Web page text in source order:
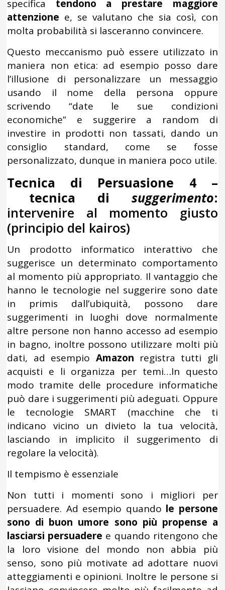
specifica tendono a prestare maggiore
attenzione e, se valutano che sia così, con
molta probabilità si lasceranno convincere.
Questo meccanismo può essere utilizzato in
maniera non etica: ad esempio posso dare
l’illusione di personalizzare un messaggio
usando il nome della persona oppure
scrivendo “date le sue condizioni
economiche” e suggerire a random di
investire in prodotti non tassati, dando un
consiglio standard, come se fosse
personalizzato, dunque in maniera poco utile.
Tecnica di Persuasione 4 –
tecnica di
suggerimento:
intervenire al momento giusto
(principio del kairos)
Un prodotto informatico interattivo che
suggerisce un determinato comportamento
al momento più appropriato. Il vantaggio che
hanno le tecnologie nel suggerire sono date
in primis dall’ubiquità, possono dare
suggerimenti in luoghi dove normalmente
altre persone non hanno accesso ad esempio
in bagno, inoltre possono utilizzare molti più
dati, ad esempio Amazon registra tutti gli
acquisti e li organizza per temi…In questo
modo tramite delle procedure informatiche
può dare i suggerimenti più adeguati. Oppure
le tecnologie SMART (macchine che ti
indicano vicino un divieto la tua velocità,
lasciando in implicito il suggerimento di
regolare la velocità).
Il tempismo è essenziale
Non tutti i momenti sono i migliori per
persuadere. Ad esempio quando le persone
sono di buon umore sono più propense a
lasciarsi persuadere e quando ritengono che
la loro visione del mondo non abbia più
senso, sono più motivate ad adottare nuovi
atteggiamenti e opinioni. Inoltre le persone si